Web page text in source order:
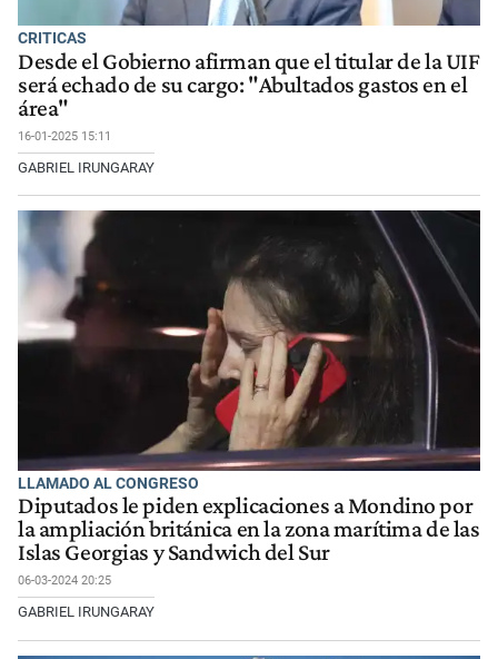
CRITICAS
Desde el Gobierno afirman que el titular de la UIF
será echado de su cargo: "Abultados gastos en el
área"
16-01-2025 15:11
GABRIEL IRUNGARAY
LLAMADO AL CONGRESO
Diputados le piden explicaciones a Mondino por
la ampliación británica en la zona marítima de las
Islas Georgias y Sandwich del Sur
06-03-2024 20:25
GABRIEL IRUNGARAY